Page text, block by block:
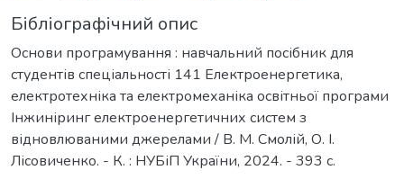
Бібліографічний опис
Основи програмування : навчальний посібник для
студентів спеціальності 141 Електроенергетика,
електротехніка та електромеханіка освітньої програми
Інжиніринг електроенергетичних систем з
відновлюваними джерелами / В. М. Смолій, О. І.
Лісовиченко. - К. : НУБіП України, 2024. - 393 с.